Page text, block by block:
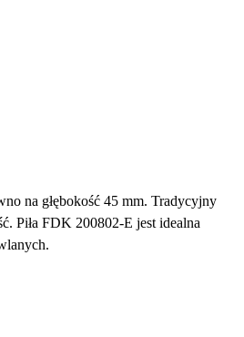
na głębokość 45 mm. Tradycyjny
Piła FDK 200802-E jest idealna